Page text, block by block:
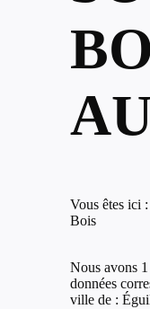
Vous êtes ici :
Bois
Nous avons 1
données
ville de :